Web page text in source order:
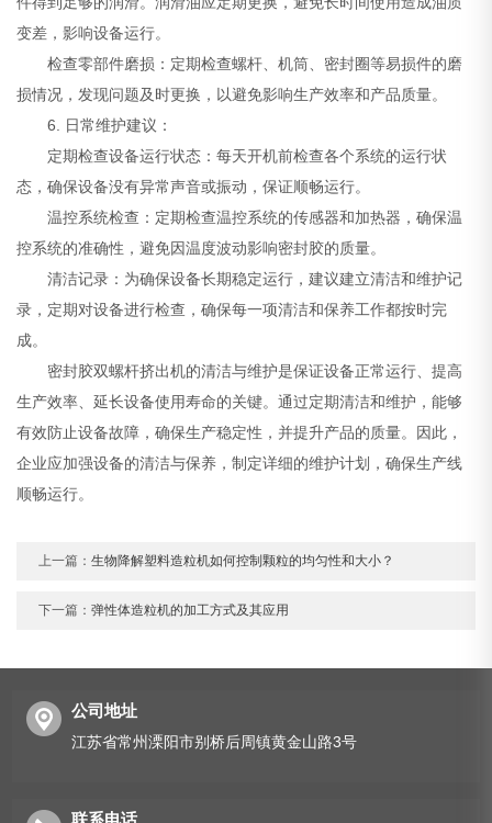
变差，影响设备运行。
检查零部件磨损：定期检查螺杆、机筒、密封圈等易损件的磨
损情况，发现问题及时更换，以避免影响生产效率和产品质量。
6. 日常维护建议：
定期检查设备运行状态：每天开机前检查各个系统的运行状
态，确保设备没有异常声音或振动，保证顺畅运行。
温控系统检查：定期检查温控系统的传感器和加热器，确保温
控系统的准确性，避免因温度波动影响密封胶的质量。
清洁记录：为确保设备长期稳定运行，建议建立清洁和维护记
录，定期对设备进行检查，确保每一项清洁和保养工作都按时完
成。
密封胶双螺杆挤出机的清洁与维护是保证设备正常运行、提高
生产效率、延长设备使用寿命的关键。通过定期清洁和维护，能够
有效防止设备故障，确保生产稳定性，并提升产品的质量。因此，
企业应加强设备的清洁与保养，制定详细的维护计划，确保生产线
顺畅运行。
上一篇：生物降解塑料造粒机如何控制颗粒的均匀性和大小？
下一篇：弹性体造粒机的加工方式及其应用
公司地址
江苏省常州溧阳市别桥后周镇黄金山路3号
联系电话